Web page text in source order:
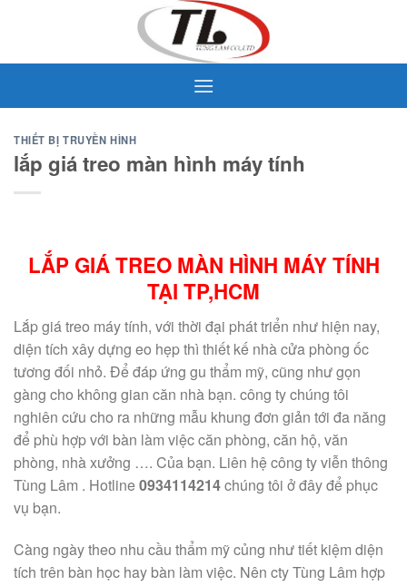
THIẾT BỊ TRUYỀN HÌNH
lắp giá treo màn hình máy tính
LẮP GIÁ TREO MÀN HÌNH MÁY TÍNH
TẠI TP,HCM
Lắp giá treo máy tính, với thời đại phát triển như hiện nay,
diện tích xây dựng eo hẹp thì thiết kế nhà cửa phòng ốc
tương đối nhỏ. Để đáp ứng gu thẩm mỹ, cũng như gọn
gàng cho không gian căn nhà bạn. công ty chúng tôi
nghiên cứu cho ra những mẫu khung đơn giản tới đa năng
để phù hợp với bàn làm việc căn phòng, căn hộ, văn
phòng, nhà xưởng …. Của bạn. Liên hệ công ty viễn thông
Tùng Lâm . Hotline0934114214chúng tôi ở đây để phục
vụ bạn.
Càng ngày theo nhu cầu thẩm mỹ củng như tiết kiệm diện
tích trên bàn học hay bàn làm việc. Nên cty Tùng Lâm hợp